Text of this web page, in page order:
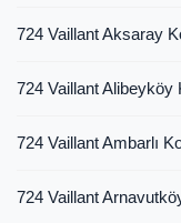
724 Vaillant Aksaray
724 Vaillant Alibeyköy
724 Vaillant Ambarlı
724 Vaillant